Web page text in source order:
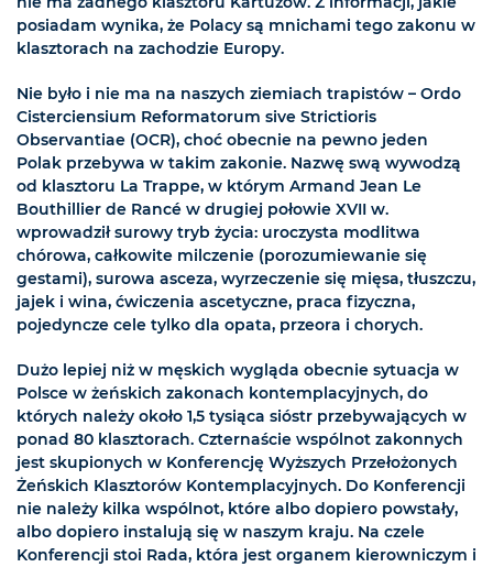
posiadam wynika, że Polacy są mnichami tego zakonu w
klasztorach na zachodzie Europy.
Nie było i nie ma na naszych ziemiach trapistów – Ordo
Cisterciensium Reformatorum sive Strictioris
Observantiae (OCR), choć obecnie na pewno jeden
Polak przebywa w takim zakonie. Nazwę swą wywodzą
od klasztoru La Trappe, w którym Armand Jean Le
Bouthillier de Rancé w drugiej połowie XVII w.
wprowadził surowy tryb życia: uroczysta modlitwa
chórowa, całkowite milczenie (porozumiewanie się
gestami), surowa asceza, wyrzeczenie się mięsa, tłuszczu,
jajek i wina, ćwiczenia ascetyczne, praca fizyczna,
pojedyncze cele tylko dla opata, przeora i chorych.
Dużo lepiej niż w męskich wygląda obecnie sytuacja w
Polsce w żeńskich zakonach kontemplacyjnych, do
których należy około 1,5 tysiąca sióstr przebywających w
ponad 80 klasztorach. Czternaście wspólnot zakonnych
jest skupionych w Konferencję Wyższych Przełożonych
Żeńskich Klasztorów Kontemplacyjnych. Do Konferencji
nie należy kilka wspólnot, które albo dopiero powstały,
albo dopiero instalują się w naszym kraju. Na czele
Konferencji stoi Rada, która jest organem kierowniczym i